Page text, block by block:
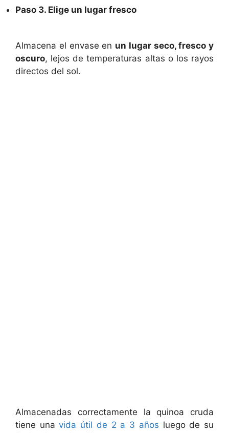
Paso 3. Elige un lugar fresco
Almacena el envase en un lugar seco, fresco y
oscuro, lejos de temperaturas altas o los rayos
directos del sol.
Almacenadas correctamente la quinoa cruda
tiene unavida útil de 2 a 3 años luego de su